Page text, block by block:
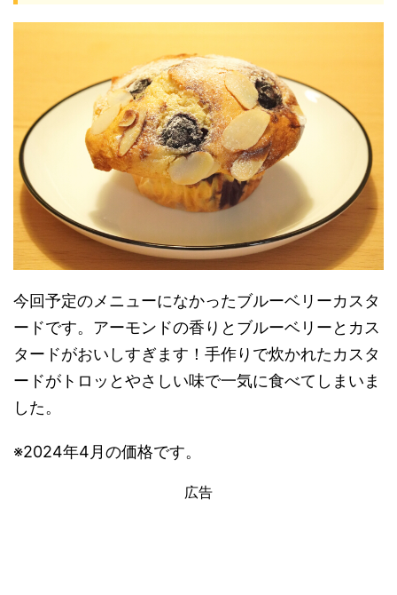
今回予定のメニューになかったブルーベリーカスタ
ードです。アーモンドの香りとブルーベリーとカス
タードがおいしすぎます！手作りで炊かれたカスタ
ードがトロッとやさしい味で一気に食べてしまいま
した。
※2024年4月の価格です。
広告